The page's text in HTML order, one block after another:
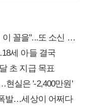
을"...또 소신 발언
세 아들 결국
초 지급 목표
현실은 '-2,400만원'
발…세상이 어쩌다